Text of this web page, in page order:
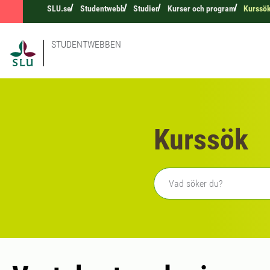
SLU.se Studentwebb Studier Kurser och program
STUDENTWEBBEN
Kurssök
Fritext sökning